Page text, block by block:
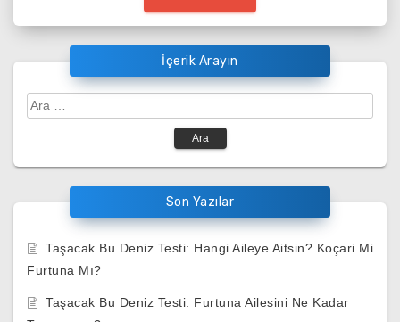
İçerik Arayın
Arama:
Son Yazılar
Taşacak Bu Deniz Testi: Hangi Aileye Aitsin? Koçari Mi
Furtuna Mı?
Taşacak Bu Deniz Testi: Furtuna Ailesini Ne Kadar